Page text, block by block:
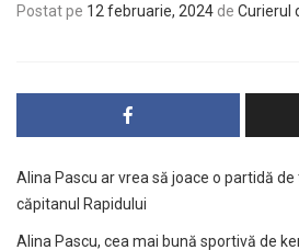
Postat pe 12 februarie, 2024 de Curierul
Alina Pascu ar vrea să joace o partidă de
căpitanul Rapidului
Alina Pascu, cea mai bună sportivă de